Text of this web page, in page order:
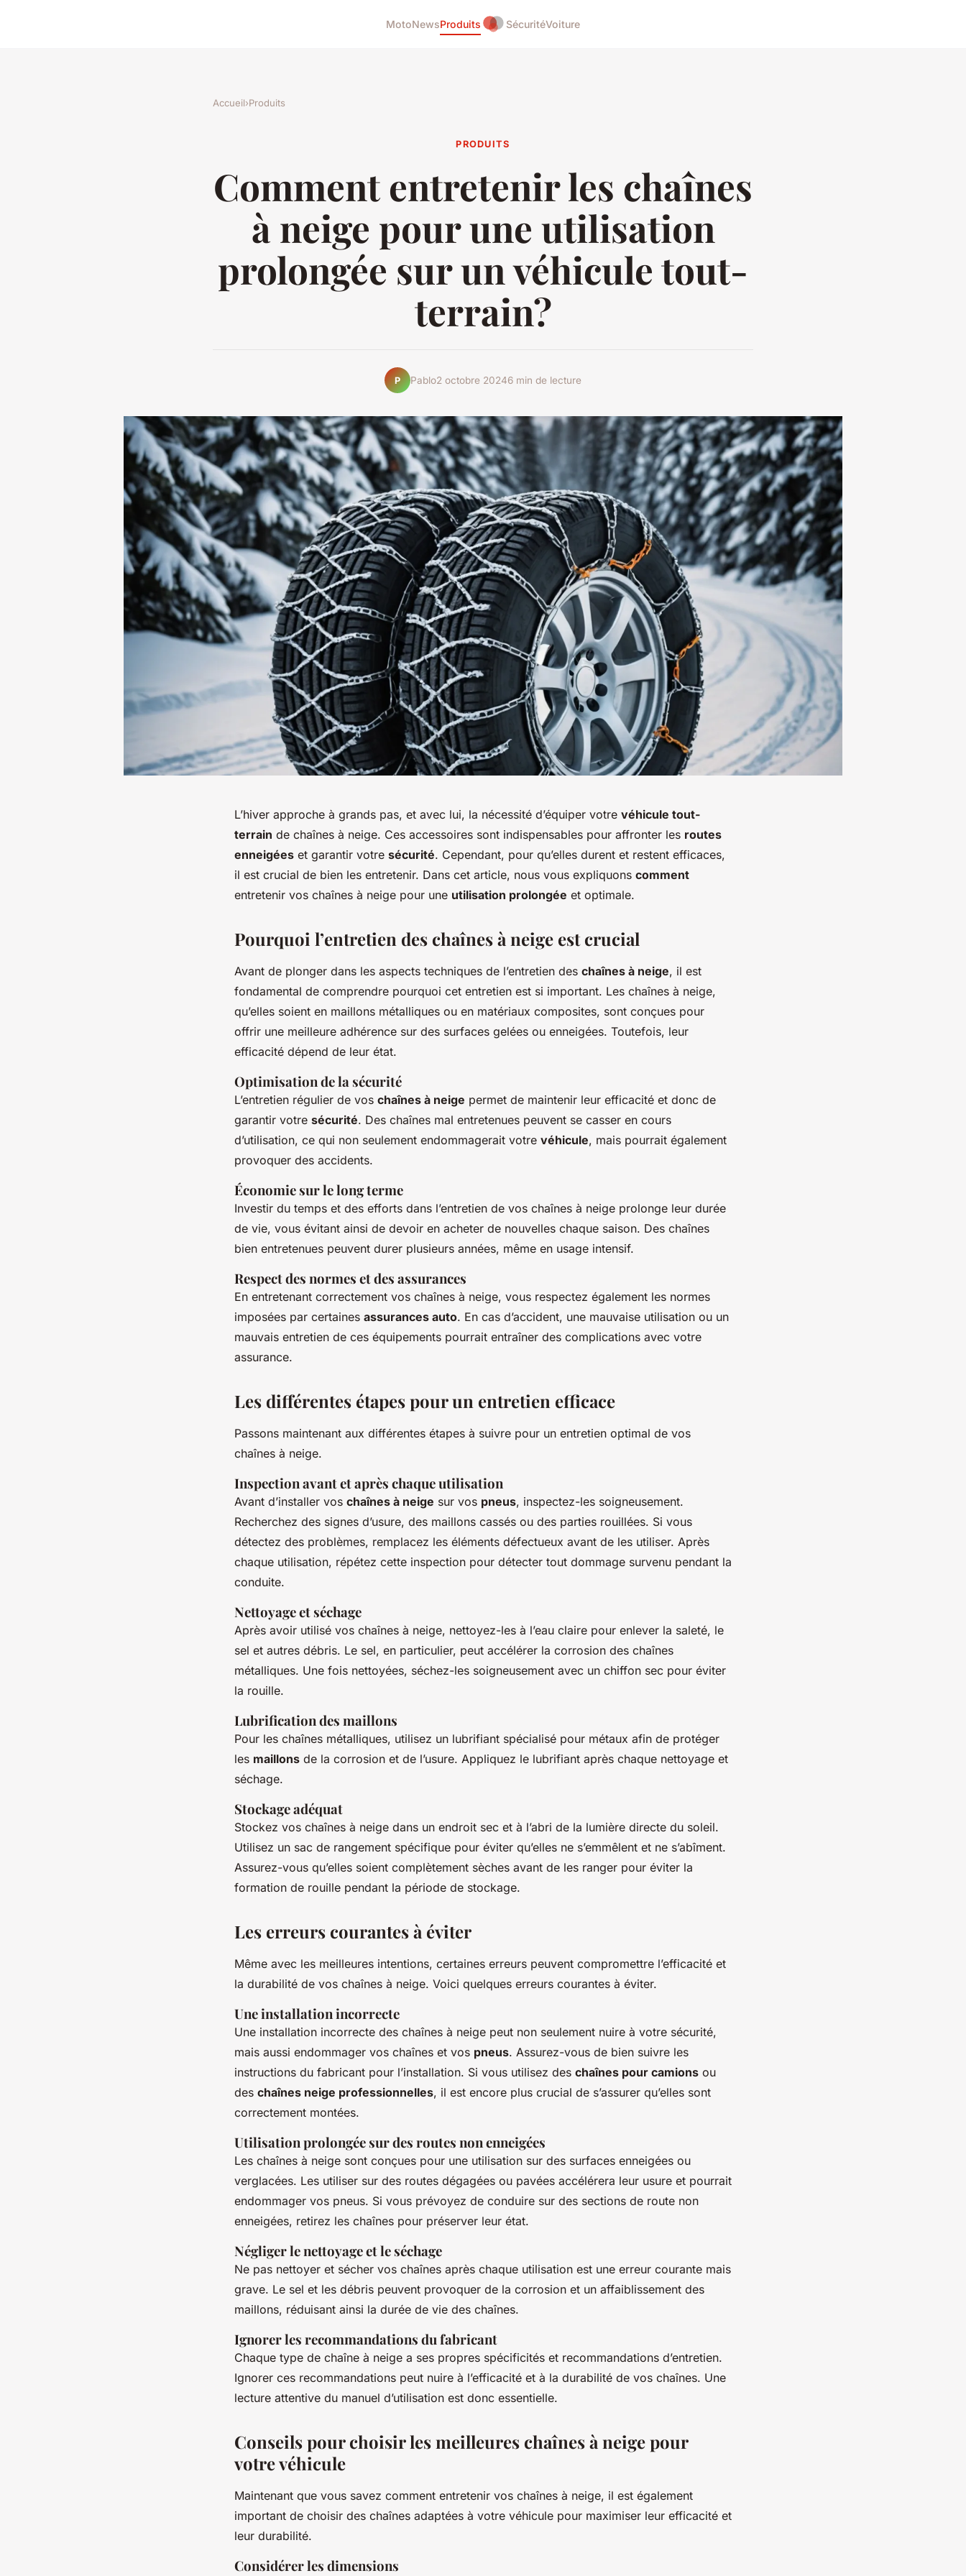
MotoNewsProduits SécuritéVoiture
Accueil›Produits
PRODUITS
Comment entretenir les chaînes
à neige pour une utilisation
prolongée sur un véhicule tout-
terrain?
P Pablo2 octobre 20246 min de lecture
L’hiver approche à grands pas, et avec lui, la nécessité d’équiper votre véhicule tout-
terrain de chaînes à neige. Ces accessoires sont indispensables pour affronter les routes
enneigées et garantir votre sécurité. Cependant, pour qu’elles durent et restent efficaces,
il est crucial de bien les entretenir. Dans cet article, nous vous expliquons comment
entretenir vos chaînes à neige pour une utilisation prolongée et optimale.
Pourquoi l’entretien des chaînes à neige est crucial
Avant de plonger dans les aspects techniques de l’entretien des chaînes à neige, il est
fondamental de comprendre pourquoi cet entretien est si important. Les chaînes à neige,
qu’elles soient en maillons métalliques ou en matériaux composites, sont conçues pour
offrir une meilleure adhérence sur des surfaces gelées ou enneigées. Toutefois, leur
efficacité dépend de leur état.
Optimisation de la sécurité
L’entretien régulier de vos chaînes à neige permet de maintenir leur efficacité et donc de
garantir votre sécurité. Des chaînes mal entretenues peuvent se casser en cours
d’utilisation, ce qui non seulement endommagerait votre véhicule, mais pourrait également
provoquer des accidents.
Économie sur le long terme
Investir du temps et des efforts dans l’entretien de vos chaînes à neige prolonge leur durée
de vie, vous évitant ainsi de devoir en acheter de nouvelles chaque saison. Des chaînes
bien entretenues peuvent durer plusieurs années, même en usage intensif.
Respect des normes et des assurances
En entretenant correctement vos chaînes à neige, vous respectez également les normes
imposées par certaines assurances auto. En cas d’accident, une mauvaise utilisation ou un
mauvais entretien de ces équipements pourrait entraîner des complications avec votre
assurance.
Les différentes étapes pour un entretien efficace
Passons maintenant aux différentes étapes à suivre pour un entretien optimal de vos
chaînes à neige.
Inspection avant et après chaque utilisation
Avant d’installer vos chaînes à neige sur vos pneus, inspectez-les soigneusement.
Recherchez des signes d’usure, des maillons cassés ou des parties rouillées. Si vous
détectez des problèmes, remplacez les éléments défectueux avant de les utiliser. Après
chaque utilisation, répétez cette inspection pour détecter tout dommage survenu pendant la
conduite.
Nettoyage et séchage
Après avoir utilisé vos chaînes à neige, nettoyez-les à l’eau claire pour enlever la saleté, le
sel et autres débris. Le sel, en particulier, peut accélérer la corrosion des chaînes
métalliques. Une fois nettoyées, séchez-les soigneusement avec un chiffon sec pour éviter
la rouille.
Lubrification des maillons
Pour les chaînes métalliques, utilisez un lubrifiant spécialisé pour métaux afin de protéger
les maillons de la corrosion et de l’usure. Appliquez le lubrifiant après chaque nettoyage et
séchage.
Stockage adéquat
Stockez vos chaînes à neige dans un endroit sec et à l’abri de la lumière directe du soleil.
Utilisez un sac de rangement spécifique pour éviter qu’elles ne s’emmêlent et ne s’abîment.
Assurez-vous qu’elles soient complètement sèches avant de les ranger pour éviter la
formation de rouille pendant la période de stockage.
Les erreurs courantes à éviter
Même avec les meilleures intentions, certaines erreurs peuvent compromettre l’efficacité et
la durabilité de vos chaînes à neige. Voici quelques erreurs courantes à éviter.
Une installation incorrecte
Une installation incorrecte des chaînes à neige peut non seulement nuire à votre sécurité,
mais aussi endommager vos chaînes et vos pneus. Assurez-vous de bien suivre les
instructions du fabricant pour l’installation. Si vous utilisez des chaînes pour camions ou
des chaînes neige professionnelles, il est encore plus crucial de s’assurer qu’elles sont
correctement montées.
Utilisation prolongée sur des routes non enneigées
Les chaînes à neige sont conçues pour une utilisation sur des surfaces enneigées ou
verglacées. Les utiliser sur des routes dégagées ou pavées accélérera leur usure et pourrait
endommager vos pneus. Si vous prévoyez de conduire sur des sections de route non
enneigées, retirez les chaînes pour préserver leur état.
Négliger le nettoyage et le séchage
Ne pas nettoyer et sécher vos chaînes après chaque utilisation est une erreur courante mais
grave. Le sel et les débris peuvent provoquer de la corrosion et un affaiblissement des
maillons, réduisant ainsi la durée de vie des chaînes.
Ignorer les recommandations du fabricant
Chaque type de chaîne à neige a ses propres spécificités et recommandations d’entretien.
Ignorer ces recommandations peut nuire à l’efficacité et à la durabilité de vos chaînes. Une
lecture attentive du manuel d’utilisation est donc essentielle.
Conseils pour choisir les meilleures chaînes à neige pour
votre véhicule
Maintenant que vous savez comment entretenir vos chaînes à neige, il est également
important de choisir des chaînes adaptées à votre véhicule pour maximiser leur efficacité et
leur durabilité.
Considérer les dimensions